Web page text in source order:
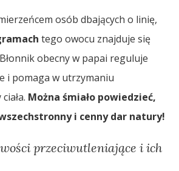
osób dbających o linię,
tego owocu znajduje się
obecny w papai reguluje
i pomaga w utrzymaniu
Można śmiało powiedzieć,
i cenny dar natury!
przeciwutleniające i ich